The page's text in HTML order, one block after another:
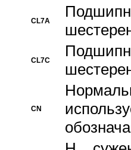
CL7A
CL7C
CN